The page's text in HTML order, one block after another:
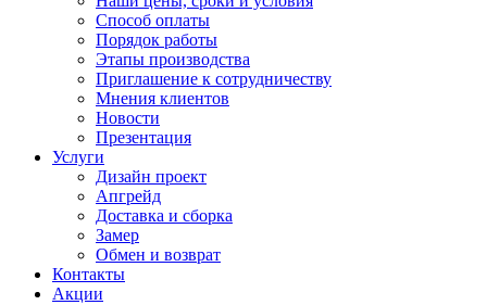
Способ оплаты
Порядок работы
Этапы производства
Приглашение к сотрудничеству
Мнения клиентов
Новости
Презентация
Услуги
Дизайн проект
Апгрейд
Доставка и сборка
Замер
Обмен и возврат
Контакты
Акции